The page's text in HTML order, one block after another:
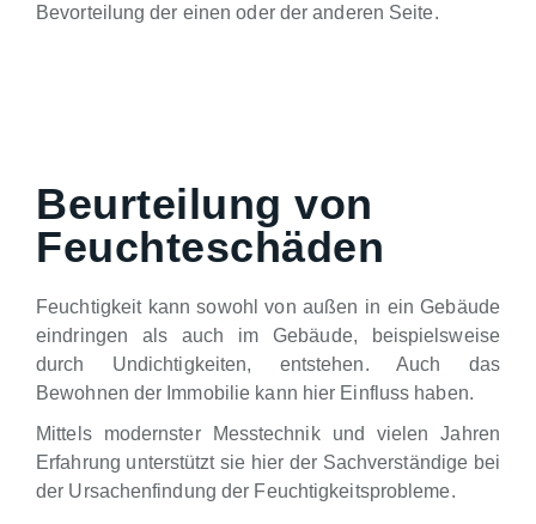
Bevorteilung der einen oder der anderen Seite.
Beurteilung von
Feuchteschäden
Feuchtigkeit kann sowohl von außen in ein Gebäude
eindringen als auch im Gebäude, beispielsweise
durch Undichtigkeiten, entstehen. Auch das
Bewohnen der Immobilie kann hier Einfluss haben.
Mittels modernster Messtechnik und vielen Jahren
Erfahrung unterstützt sie hier der Sachverständige bei
der Ursachenfindung der Feuchtigkeitsprobleme.